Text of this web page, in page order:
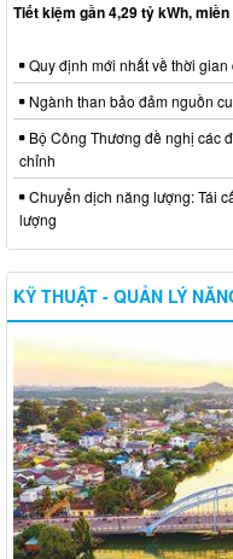
Tiết kiệm gần 4,29 tỷ kWh,
Quy định mới nhất về thời
Ngành than bảo đảm nguồn
Bộ Công Thương đề nghị các
chỉnh
Chuyển dịch năng lượng: Tái
lượng
KỸ THUẬT - QUẢN LÝ